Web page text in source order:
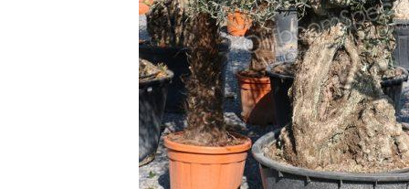
Treesafe
VORSTBESCHERMINGVOORBOMEN.NL
WINTERSCHUTZFUERBAEUME.DE
FROSTPROTECTIONFORTREES.CO.UK
Terracotta
TERRACOTTA.NL
TERRACOTTA.BE
TERRAKOTTA.DE